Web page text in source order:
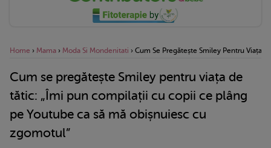
Home › Mama › Moda Si Mondenitati › Cum Se Pregătește Smiley Pentru Viața
Cum se pregătește Smiley pentru viața de
tătic: „Îmi pun compilații cu copii ce plâng
pe Youtube ca să mă obișnuiesc cu
zgomotul”